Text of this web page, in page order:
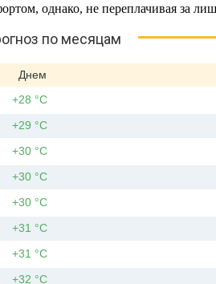
однако, не переплачивая за
по месяцам
Днем
+28 °С
+29 °С
+30 °С
+30 °С
+30 °С
+31 °С
+31 °С
+32 °С